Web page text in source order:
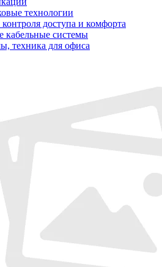
технологии
доступа и комфорта
кабельные системы
техника для офиса